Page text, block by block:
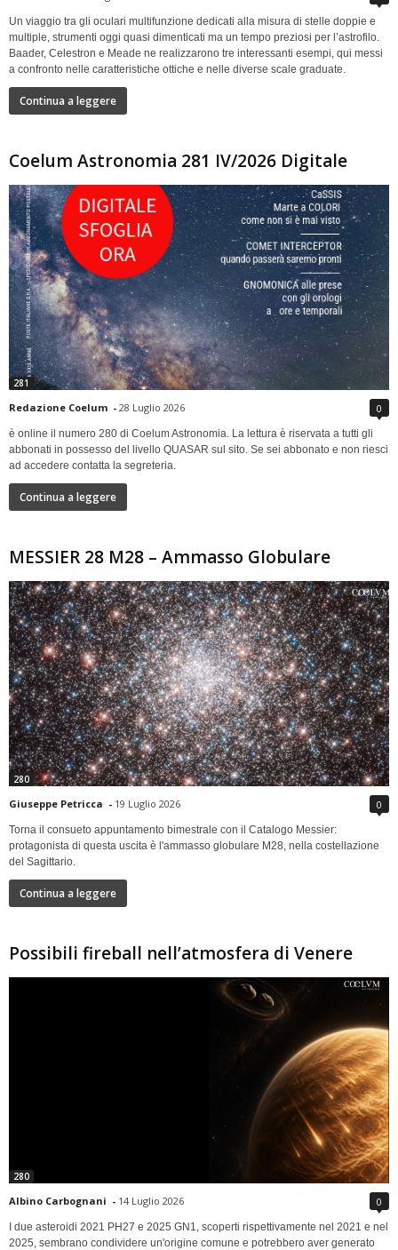
Un viaggio tra gli oculari multifunzione dedicati alla misura di stelle doppie e
multiple, strumenti oggi quasi dimenticati ma un tempo preziosi per l’astrofilo.
Baader, Celestron e Meade ne realizzarono tre interessanti esempi, qui messi
a confronto nelle caratteristiche ottiche e nelle diverse scale graduate.
Continua a leggere
Coelum Astronomia 281 IV/2026 Digitale
281
Redazione Coelum - 28 Luglio 2026 0
è online il numero 280 di Coelum Astronomia. La lettura è riservata a tutti gli
abbonati in possesso del livello QUASAR sul sito. Se sei abbonato e non riesci
ad accedere contatta la segreteria.
Continua a leggere
MESSIER 28 M28 – Ammasso Globulare
280
Giuseppe Petricca - 19 Luglio 2026 0
Torna il consueto appuntamento bimestrale con il Catalogo Messier:
protagonista di questa uscita è l'ammasso globulare M28, nella costellazione
del Sagittario.
Continua a leggere
Possibili fireball nell’atmosfera di Venere
280
Albino Carbognani - 14 Luglio 2026 0
I due asteroidi 2021 PH27 e 2025 GN1, scoperti rispettivamente nel 2021 e nel
2025, sembrano condividere un'origine comune e potrebbero aver generato